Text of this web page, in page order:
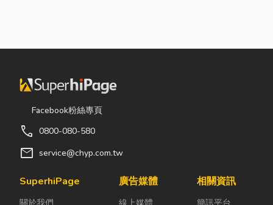
同步規劃空氣
濕氣會躲進看
不到的地方持
續發酵。常見
更衣間、衣帽
間： 精品包、
藏最怕潮濕，
天都在使用的
門窗不只是遮
通風與生活品
氣候潮濕多
候？」、「七
著生活節奏加
Facebook粉絲專頁
call 0800-080-580
mail service@chyp.com.tw
SuperhiPage
關於我們
廣告媒體
線上媒體
相關資訊
簡訊平台